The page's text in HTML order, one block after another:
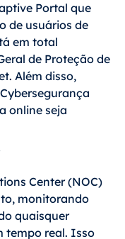
Portal que
de usuários de
em total
de Proteção de
Além disso,
online seja
Center (NOC)
monitorando
quaisquer
tempo real. Isso